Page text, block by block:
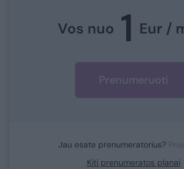
Vos nuo 1 Eur /
Prenumeruoti
Jau esate prenumeratorius?
Kiti prenumeratos planai